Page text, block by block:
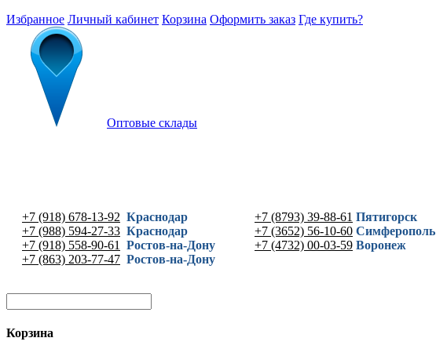
Избранное Личный кабинет Корзина Оформить заказ Где купить?
Оптовые склады
+7 (918) 678-13-92 Краснодар
+7 (988) 594-27-33 Краснодар
+7 (918) 558-90-61
Ростов-на-Дону
+7 (863) 203-77-47 Ростов-на-Дону
+7 (8793) 39-88-61 Пятигорск
+7 (3652) 56-10-60 Симферополь
+7 (4732) 00-03-59 Воронеж
Корзина